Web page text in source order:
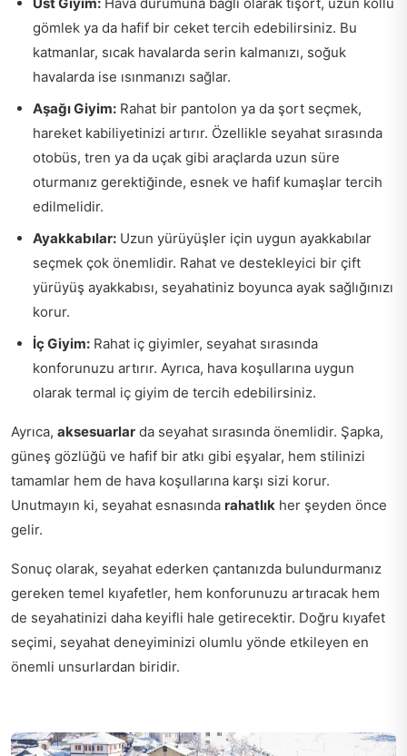
gömlek ya da hafif bir ceket tercih edebilirsiniz. Bu
katmanlar, sıcak havalarda serin kalmanızı, soğuk
havalarda ise ısınmanızı sağlar.
Aşağı Giyim: Rahat bir pantolon ya da şort seçmek,
hareket kabiliyetinizi artırır. Özellikle seyahat sırasında
otobüs, tren ya da uçak gibi araçlarda uzun süre
oturmanız gerektiğinde, esnek ve hafif kumaşlar tercih
edilmelidir.
Ayakkabılar: Uzun yürüyüşler için uygun ayakkabılar
seçmek çok önemlidir. Rahat ve destekleyici bir çift
yürüyüş ayakkabısı, seyahatiniz boyunca ayak sağlığınızı
korur.
İç Giyim: Rahat iç giyimler, seyahat sırasında
konforunuzu artırır. Ayrıca, hava koşullarına uygun
olarak termal iç giyim de tercih edebilirsiniz.
Ayrıca, aksesuarlar da seyahat sırasında önemlidir. Şapka,
güneş gözlüğü ve hafif bir atkı gibi eşyalar, hem stilinizi
tamamlar hem de hava koşullarına karşı sizi korur.
Unutmayın ki, seyahat esnasında rahatlık her şeyden önce
gelir.
Sonuç olarak, seyahat ederken çantanızda bulundurmanız
gereken temel kıyafetler, hem konforunuzu artıracak hem
de seyahatinizi daha keyifli hale getirecektir. Doğru kıyafet
seçimi, seyahat deneyiminizi olumlu yönde etkileyen en
önemli unsurlardan biridir.